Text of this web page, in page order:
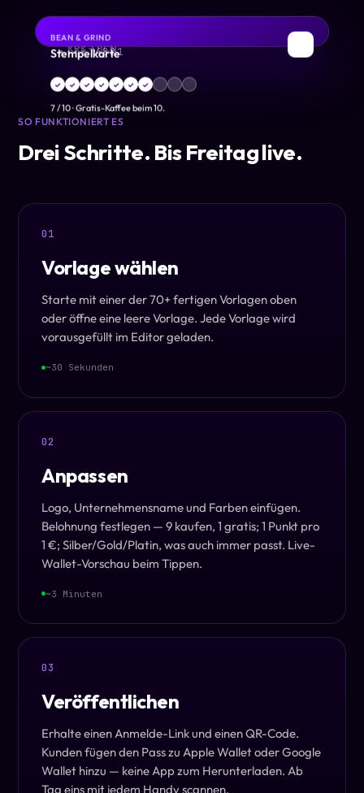
BOARDING PASS
KRK → BCN
✈
DEBIT
•••• 4821
BEAN & GRIND
Stempelkarte
✓ ✓ ✓ ✓ ✓ ✓ ✓
7 /10 Gratis-Kaffee beim 10.
SO FUNKTIONIERT ES
Drei Schritte. Bis Freitag live.
01
Vorlage wählen
Starte mit einer der 70+ fertigen Vorlagen oben
oder öffne eine leere Vorlage. Jede Vorlage wird
vorausgefüllt im Editor geladen.
~30 Sekunden
02
Anpassen
Logo, Unternehmensname und Farben einfügen.
Belohnung festlegen — 9 kaufen, 1 gratis; 1 Punkt pro
1 €; Silber/Gold/Platin, was auch immer passt. Live-
Wallet-Vorschau beim Tippen.
~3 Minuten
03
Veröffentlichen
Erhalte einen Anmelde-Link und einen QR-Code.
Kunden fügen den Pass zu Apple Wallet oder Google
Wallet hinzu — keine App zum Herunterladen. Ab
Tag eins mit jedem Handy scannen.